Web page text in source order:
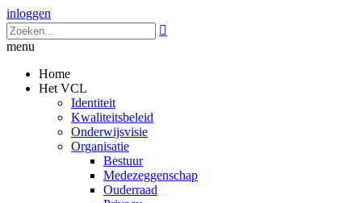
inloggen

menu
Home
Het VCL
Identiteit
Kwaliteitsbeleid
Onderwijsvisie
Organisatie
Bestuur
Medezeggenschap
Ouderraad